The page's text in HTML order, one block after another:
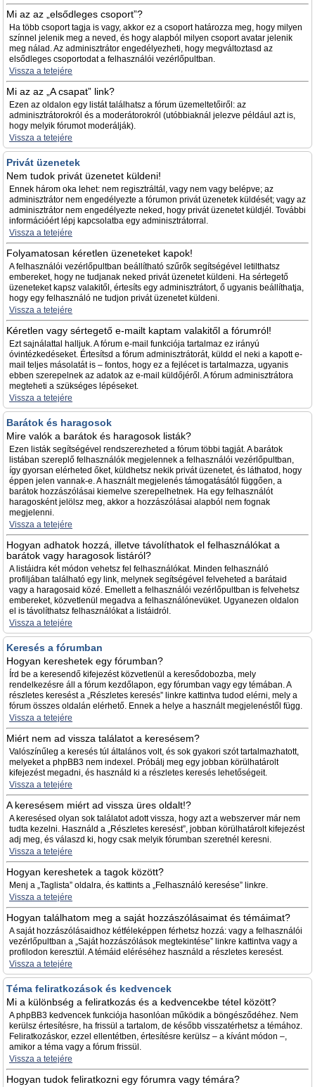
Mi az az „elsődleges csoport”?
Ha több csoport tagja is vagy, akkor ez a csoport határozza meg, hogy milyen
színnel jelenik meg a neved, és hogy alapból milyen csoport avatar jelenik
meg nálad. Az adminisztrátor engedélyezheti, hogy megváltoztasd az
elsődleges csoportodat a felhasználói vezérlőpultban.
Vissza a tetejére
Mi az az „A csapat” link?
Ezen az oldalon egy listát találhatsz a fórum üzemeltetőiről: az
adminisztrátorokról és a moderátorokról (utóbbiaknál jelezve például azt is,
hogy melyik fórumot moderálják).
Vissza a tetejére
Privát üzenetek
Nem tudok privát üzenetet küldeni!
Ennek három oka lehet: nem regisztráltál, vagy nem vagy belépve; az
adminisztrátor nem engedélyezte a fórumon privát üzenetek küldését; vagy az
adminisztrátor nem engedélyezte neked, hogy privát üzenetet küldjél. További
információért lépj kapcsolatba egy adminisztrátorral.
Vissza a tetejére
Folyamatosan kéretlen üzeneteket kapok!
A felhasználói vezérlőpultban beállítható szűrők segítségével letilthatsz
embereket, hogy ne tudjanak neked privát üzenetet küldeni. Ha sértegető
üzeneteket kapsz valakitől, értesíts egy adminisztrátort, ő ugyanis beállíthatja,
hogy egy felhasználó ne tudjon privát üzenetet küldeni.
Vissza a tetejére
Kéretlen vagy sértegető e-mailt kaptam valakitől a fórumról!
Ezt sajnálattal halljuk. A fórum e-mail funkciója tartalmaz ez irányú
óvintézkedéseket. Értesítsd a fórum adminisztrátorát, küldd el neki a kapott e-
mail teljes másolatát is – fontos, hogy ez a fejlécet is tartalmazza, ugyanis
ebben szerepelnek az adatok az e-mail küldőjéről. A fórum adminisztrátora
megteheti a szükséges lépéseket.
Vissza a tetejére
Barátok és haragosok
Mire valók a barátok és haragosok listák?
Ezen listák segítségével rendszerezheted a fórum többi tagját. A barátok
listában szereplő felhasználók megjelennek a felhasználói vezérlőpultban,
így gyorsan elérheted őket, küldhetsz nekik privát üzenetet, és láthatod, hogy
éppen jelen vannak-e. A használt megjelenés támogatásától függően, a
barátok hozzászólásai kiemelve szerepelhetnek. Ha egy felhasználót
haragosként jelölsz meg, akkor a hozzászólásai alapból nem fognak
megjelenni.
Vissza a tetejére
Hogyan adhatok hozzá, illetve távolíthatok el felhasználókat a
barátok vagy haragosok listáról?
A listáidra két módon vehetsz fel felhasználókat. Minden felhasználó
profiljában található egy link, melynek segítségével felveheted a barátaid
vagy a haragosaid közé. Emellett a felhasználói vezérlőpultban is felvehetsz
embereket, közvetlenül megadva a felhasználónevüket. Ugyanezen oldalon
el is távolíthatsz felhasználókat a listáidról.
Vissza a tetejére
Keresés a fórumban
Hogyan kereshetek egy fórumban?
Írd be a keresendő kifejezést közvetlenül a keresődobozba, mely
rendelkezésre áll a fórum kezdőlapon, egy fórumban vagy egy témában. A
részletes keresést a „Részletes keresés” linkre kattintva tudod elérni, mely a
fórum összes oldalán elérhető. Ennek a helye a használt megjelenéstől függ.
Vissza a tetejére
Miért nem ad vissza találatot a keresésem?
Valószínűleg a keresés túl általános volt, és sok gyakori szót tartalmazhatott,
melyeket a phpBB3 nem indexel. Próbálj meg egy jobban körülhatárolt
kifejezést megadni, és használd ki a részletes keresés lehetőségeit.
Vissza a tetejére
A keresésem miért ad vissza üres oldalt!?
A keresésed olyan sok találatot adott vissza, hogy azt a webszerver már nem
tudta kezelni. Használd a „Részletes keresést”, jobban körülhatárolt kifejezést
adj meg, és válaszd ki, hogy csak melyik fórumban szeretnél keresni.
Vissza a tetejére
Hogyan kereshetek a tagok között?
Menj a „Taglista” oldalra, és kattints a „Felhasználó keresése” linkre.
Vissza a tetejére
Hogyan találhatom meg a saját hozzászólásaimat és témáimat?
A saját hozzászólásaidhoz kétféleképpen férhetsz hozzá: vagy a felhasználói
vezérlőpultban a „Saját hozzászólások megtekintése” linkre kattintva vagy a
profilodon keresztül. A témáid eléréséhez használd a részletes keresést.
Vissza a tetejére
Téma feliratkozások és kedvencek
Mi a különbség a feliratkozás és a kedvencekbe tétel között?
A phpBB3 kedvencek funkciója hasonlóan működik a böngésződéhez. Nem
kerülsz értesítésre, ha frissül a tartalom, de később visszatérhetsz a témához.
Feliratkozáskor, ezzel ellentétben, értesítésre kerülsz – a kívánt módon –,
amikor a téma vagy a fórum frissül.
Vissza a tetejére
Hogyan tudok feliratkozni egy fórumra vagy témára?